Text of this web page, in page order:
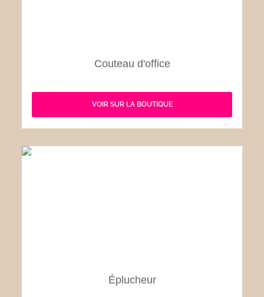
Couteau d'office
VOIR SUR LA BOUTIQUE
Éplucheur